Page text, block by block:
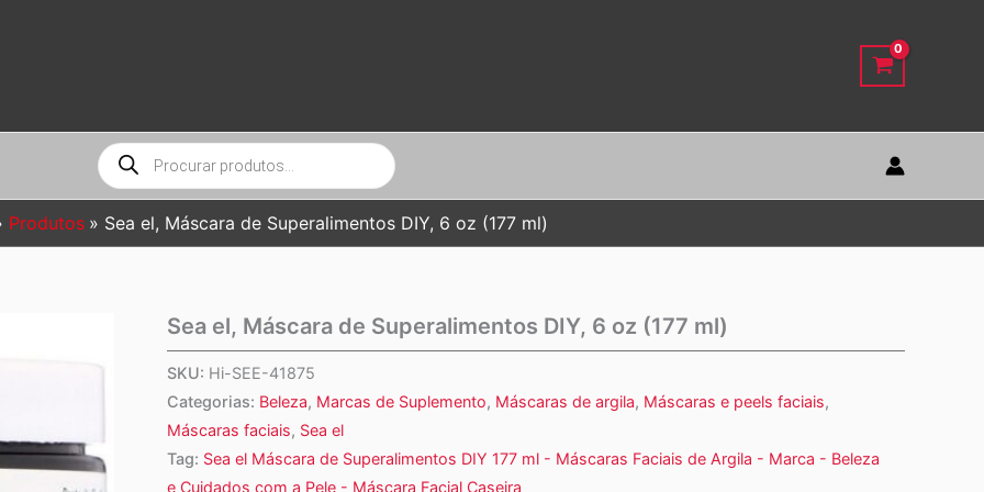
Pesquisar
produtos
Produtos Sea el, Máscara de Superalimentos DIY, 6 oz (177 ml)
Sea el, Máscara de Superalimentos DIY, 6 oz (177 ml)
SKU: Hi-SEE-41875
Categorias: Beleza, Marcas de Suplemento, Máscaras de argila, Máscaras e peels faciais,
Máscaras faciais, Sea el
Tag: Sea el Máscara de Superalimentos DIY 177 ml - Máscaras Faciais de Argila - Marca - Beleza
e Cuidados com a Pele - Máscara Facial Caseira